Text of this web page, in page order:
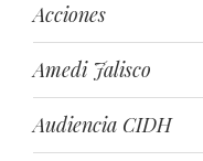
Acciones
Amedi Jalisco
Audiencia CIDH